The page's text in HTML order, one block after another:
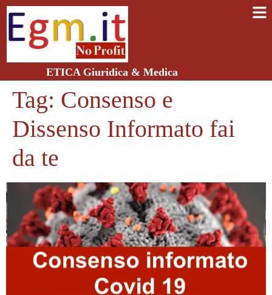
ETICA Giuridica & Medica
Tag: Consenso e
Dissenso Informato fai
da te